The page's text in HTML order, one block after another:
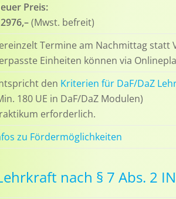
Preis:
(Mwst. befreit)
Termine am Nachmittag statt
Einheiten können via
den Kriterien für DaF/DaZ
180 UE in DaF/DaZ Modulen)
erforderlich.
zu Fördermöglichkeiten
nach § 7 Abs. 2